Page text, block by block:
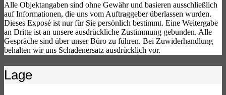
Alle Objektangaben sind ohne Gewähr und basieren ausschließlich
auf Informationen, die uns vom Auftraggeber überlassen wurden.
Dieses Exposé ist nur für Sie persönlich bestimmt. Eine Weitergabe
an Dritte ist an unsere ausdrückliche Zustimmung gebunden. Alle
Gespräche sind über unser Büro zu führen. Bei Zuwiderhandlung
behalten wir uns Schadenersatz ausdrücklich vor.
Lage